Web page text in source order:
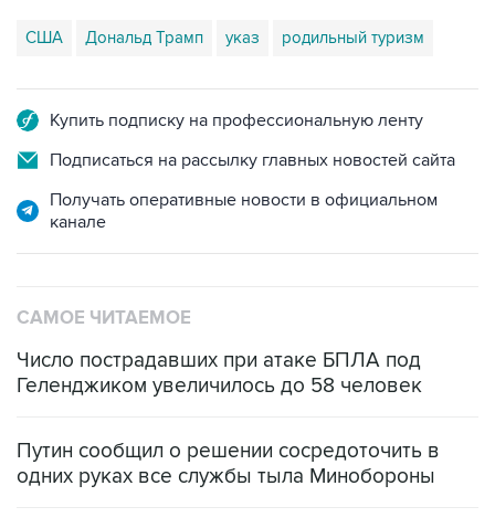
США Дональд Трамп указ родильный туризм
Купить подписку на профессиональную ленту
Подписаться на рассылку главных новостей сайта
Получать оперативные новости в официальном
канале
САМОЕ ЧИТАЕМОЕ
Число пострадавших при атаке БПЛА под
Геленджиком увеличилось до 58 человек
Путин сообщил о решении сосредоточить в
одних руках все службы тыла Минобороны